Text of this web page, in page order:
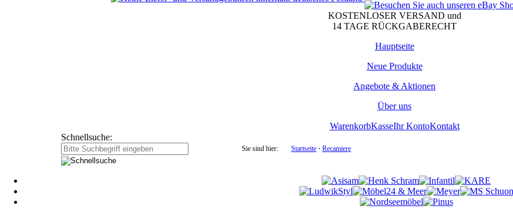
KOSTENLOSER VERSAND und
14 TAGE RÜCKGABERECHT
Hauptseite
Neue Produkte
Angebote & Aktionen
Über uns
WarenkorbKasseIhr KontoKontakt
Schnellsuche:
Sie sind hier: Startseite ⋅ Recamiere